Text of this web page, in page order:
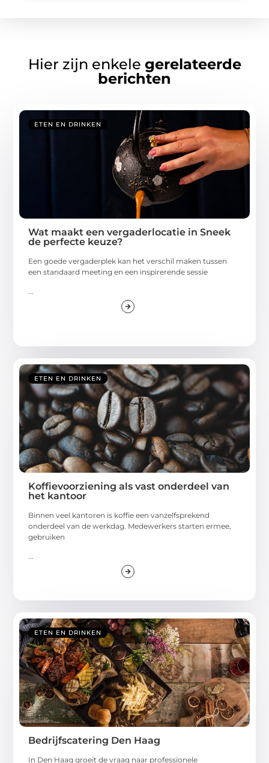
Hier zijn enkele gerelateerde
berichten
ETEN EN DRINKEN
Wat maakt een vergaderlocatie in Sneek
de perfecte keuze?
Een goede vergaderplek kan het verschil maken tussen
een standaard meeting en een inspirerende sessie
ETEN EN DRINKEN
Koffievoorziening als vast onderdeel van
het kantoor
Binnen veel kantoren is koffie een vanzelfsprekend
onderdeel van de werkdag. Medewerkers starten ermee,
gebruiken
...
ETEN EN DRINKEN
Bedrijfscatering Den Haag
In Den Haag groeit de vraag naar professionele